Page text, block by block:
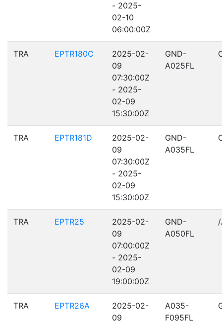
- 2025-
02-10
06:00:00Z
TRA EPTR180C
2025-02-
09
07:30:00Z
- 2025-
02-09
15:30:00Z
GND-
A025FL
TRA EPTR181D
2025-02-
09
07:30:00Z
- 2025-
02-09
15:30:00Z
GND-
A035FL
TRA EPTR25
2025-02-
09
07:00:00Z
- 2025-
02-09
19:00:00Z
GND-
A050FL
TRA EPTR26A
2025-02-
09
A035-
F095FL